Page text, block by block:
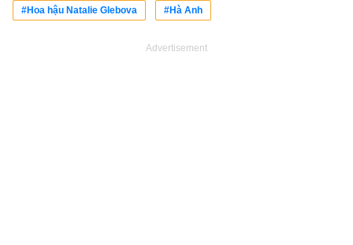
#Hoa hậu Natalie Glebova #Hà Anh
Advertisement